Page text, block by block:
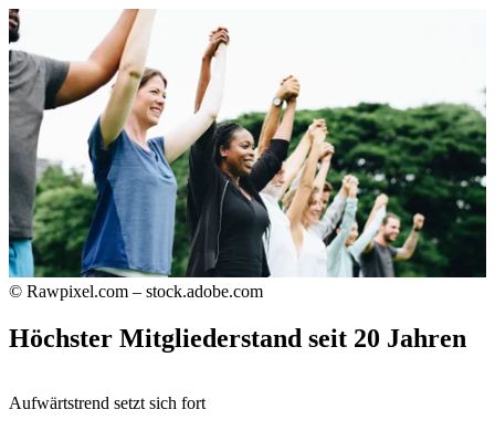
© Rawpixel.com – stock.adobe.com
Höchster Mitgliederstand seit 20 Jahren
Aufwärtstrend setzt sich fort